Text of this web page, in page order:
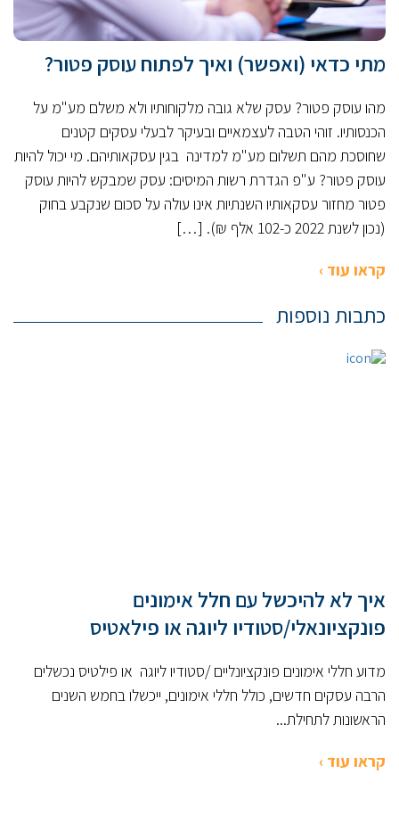
מתי כדאי (ואפשר) ואיך לפתוח עוסק פטור?
מהו עוסק פטור? עסק שלא גובה מלקוחותיו ולא משלם מע"מ על
הכנסותיו. זוהי הטבה לעצמאיים ובעיקר לבעלי עסקים קטנים
שחוסכת מהם תשלום מע"מ למדינה בגין עסקאותיהם. מי יכול להיות
עוסק פטור? ע"פ הגדרת רשות המיסים: עסק שמבקש להיות עוסק
פטור מחזור עסקאותיו השנתיות אינו עולה על סכום שנקבע בחוק
(נכון לשנת 2022 כ-102 אלף ₪). […]
קראו עוד ›
כתבות נוספות
איך לא להיכשל עם חלל אימונים
פונקציונאלי/סטודיו ליוגה או פילאטיס
מדוע חללי אימונים פונקציונליים /סטודיו ליוגה או פילטיס נכשלים
הרבה עסקים חדשים, כולל חללי אימונים, ייכשלו בחמש השנים
הראשונות לתחילת...
קראו עוד ›